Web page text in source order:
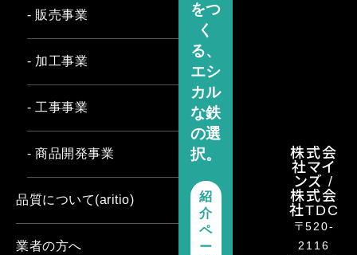
株式会
社マイ
ンズ /
株式会
社TDC
〒520-
2116
をつ
く
る、
エシ
カル
な鉄
の選
択。
紹
介
ペ
ー
- 販売事業
- 加工事業
- 工事事業
- 商品開発事業
品質について(aritio)
業者の方へ